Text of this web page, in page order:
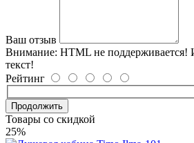
Ваш отзыв
Внимание: HTML не поддерживается!
текст!
Рейтинг
Продолжить
Товары со скидкой
25%